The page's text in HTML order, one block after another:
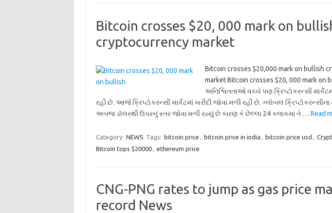
Bitcoin crosses $20, 000 mark on
cryptocurrency market
Bitcoin crosses $20,000 mark on bullish
market Bitcoin crosses $20, 000 mark on
અનિશ્વિતતાઓ વચ્ચે પણ ક્રિપ્ટોકરન્સી
રહી છે. આજે ક્રિપ્ટોકરન્સી માર્કેટમાં ખરીદી જોવા મળી રહી છે. ગ્લોબલ
અબજ ડૉલરથી ઉપરનું સ્તર જોવા મળી રહ્યું છે કારણ કે છેલ્લા 24 કલાકમાં તે … Read
Category: NEWS Tags: bitcoin price , bitcoin price in india , bitcoin price usd ,
Bitcoin tops $20000, ethereum price
CNG-PNG rates to jump as gas price
record News